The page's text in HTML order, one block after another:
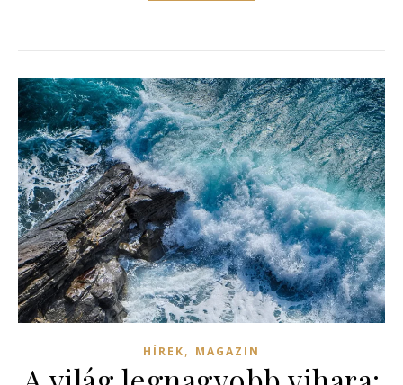
HÍREK, MAGAZIN